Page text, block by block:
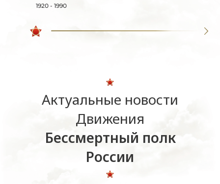
1920 - 1990
Актуальные новости
Движения
Бессмертный полк
России